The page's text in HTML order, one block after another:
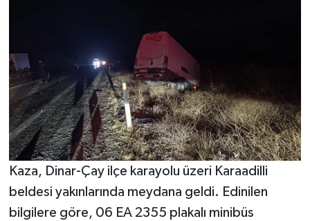
Kaza, Dinar-Çay ilçe karayolu üzeri Karaadilli
beldesi yakınlarında meydana geldi. Edinilen
bilgilere göre, 06 EA 2355 plakalı minibüs